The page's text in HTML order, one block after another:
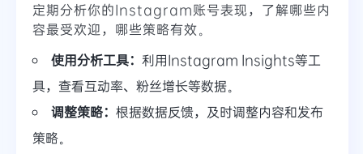
定期分析你的Instagram账号表现，了解哪些内
容最受欢迎，哪些策略有效。
使用分析工具： 利用Instagram Insights等工
具，查看互动率、粉丝增长等数据。
调整策略： 根据数据反馈，及时调整内容和发布
策略。